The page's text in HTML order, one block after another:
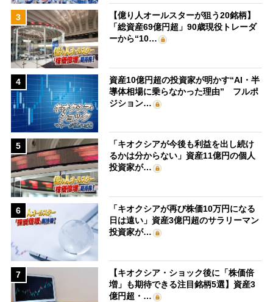
3
【億り人オールスターが狙う20銘柄】
「総資産69億円超」90歳現役トレーダ
ーから“10…
4
資産10億円超の投資家が明かす“AI・半
導体相場に乗らなかった理由” フルポ
ジション…
5
「キオクシアが今後も利益を出し続け
るかは分からない」資産11億円の個人
投資家が…
6
「キオクシアが再び株価10万円になる
日は遠い」資産3億円超のサラリーマン
投資家が…
7
【キオクシア・ショック後に「株価倍
増」も期待できる注目銘柄5選】資産3
億円超・…